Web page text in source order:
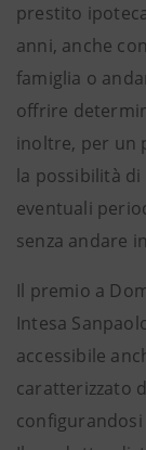
prestito
anni, anche
famiglia o
offrire
inoltre, per un
la possibilità
eventuali
senza andare
Il premio a
Intesa
accessibile
caratterizzato